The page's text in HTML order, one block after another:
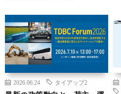
2026.06.24 タイアップ2